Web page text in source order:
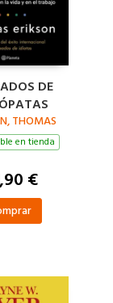
DE
THOMAS
en tienda
€